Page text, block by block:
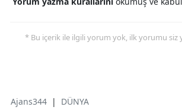
* Bu içerik ile ilgili yorum yok, ilk yorumu siz
Ajans344 | DÜNYA